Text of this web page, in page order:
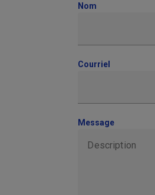
Nom
Courriel
Message
Description